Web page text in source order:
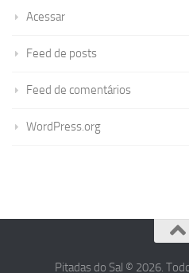
Acessar
Feed de posts
Feed de comentários
WordPress.org
Pitadas do Sal © 2026.